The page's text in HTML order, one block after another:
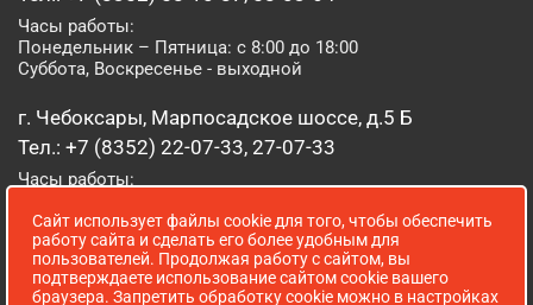
Часы работы:
Понедельник – Пятница: с 8:00 до 18:00
Суббота, Воскресенье - выходной
г. Чебоксары, Марпосадское шоссе, д.5 Б
Тел.: +7 (8352) 22-07-33, 27-07-33
Часы работы:
Суббота, Воскресенье: с 8:00 до 16:00
г. Йошкар-Ола, ул. Луначарского, д. 52 А
Сайт использует файлы cookie для того, чтобы обеспечить
работу сайта и сделать его более удобным для
пользователей. Продолжая работу с сайтом, вы
подтверждаете использование сайтом cookie вашего
браузера. Запретить обработку cookie можно в настройках